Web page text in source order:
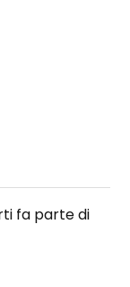
fa parte di